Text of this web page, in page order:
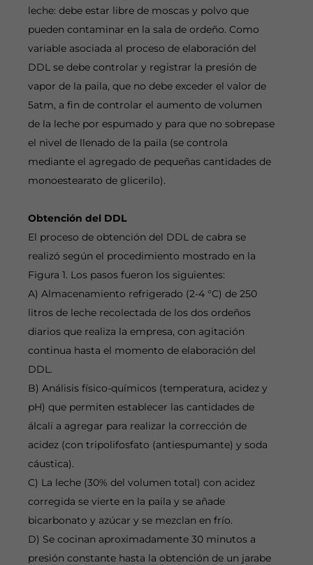
leche: debe estar libre de moscas y polvo que
pueden contaminar en la sala de ordeño. Como
variable asociada al proceso de elaboración del
DDL se debe controlar y registrar la presión de
vapor de la paila, que no debe exceder el valor de
5atm, a fin de controlar el aumento de volumen
de la leche por espumado y para que no sobrepase
el nivel de llenado de la paila (se controla
mediante el agregado de pequeñas cantidades de
monoestearato de glicerilo).
Obtención del DDL
El proceso de obtención del DDL de cabra se
realizó según el procedimiento mostrado en la
Figura 1. Los pasos fueron los siguientes:
A) Almacenamiento refrigerado (2-4 °C) de 250
litros de leche recolectada de los dos ordeños
diarios que realiza la empresa, con agitación
continua hasta el momento de elaboración del
DDL.
B) Análisis físico-químicos (temperatura, acidez y
pH) que permiten establecer las cantidades de
álcali a agregar para realizar la corrección de
acidez (con tripolifosfato (antiespumante) y soda
cáustica).
C) La leche (30% del volumen total) con acidez
corregida se vierte en la paila y se añade
bicarbonato y azúcar y se mezclan en frío.
D) Se cocinan aproximadamente 30 minutos a
presión constante hasta la obtención de un jarabe